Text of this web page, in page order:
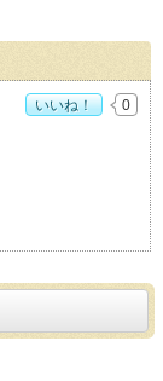
いいね！ 0